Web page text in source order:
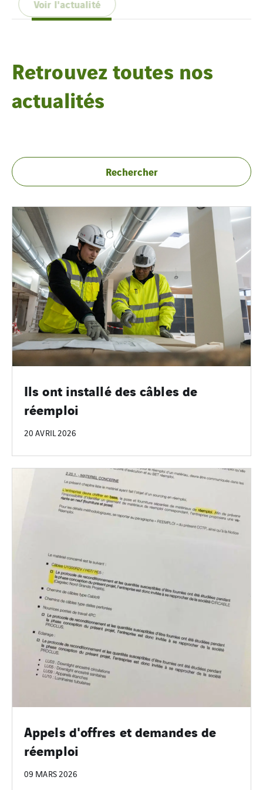
Retrouvez toutes nos
actualités
Rechercher
Ils ont installé des câbles de
réemploi
20 AVRIL 2026
Appels d'offres et demandes de
réemploi
09 MARS 2026